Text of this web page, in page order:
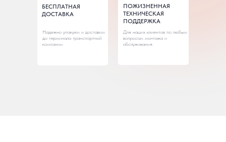
ПОЖИЗНЕННАЯ
ТЕХНИЧЕСКАЯ
ПОДДЕРЖКА
БЕСПЛАТНАЯ
ДОСТАВКА
Для наших клиентов по любым
вопросам монтажа и
обслуживания.
Надежно упакуем и доставим
до терминала транспортной
компании.